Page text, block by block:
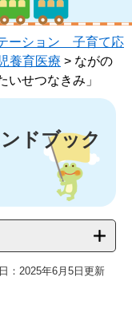
ーション 子育て応
養育医療 > ながの
いせつなきみ」
ドブック
：2025年6月5日更新